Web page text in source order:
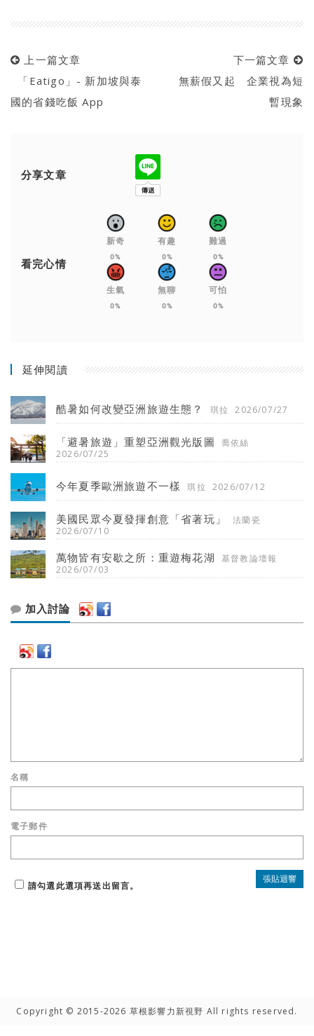
上一篇文章
「Eatigo」- 新加坡與泰
國的省錢吃飯 App
下一篇文章
無薪假又起 企業視為短
暫現象
分享文章
看完心情
新奇
0%
有趣
0%
難過
0%
生氣
0%
無聊
0%
可怕
0%
延伸閱讀
酷暑如何改變亞洲旅遊生態？ 琪拉 2026/07/27
「避暑旅遊」重塑亞洲觀光版圖
喬依絲
2026/07/25
今年夏季歐洲旅遊不一樣 琪拉 2026/07/12
美國民眾今夏發揮創意「省著玩」
法蘭瓷
2026/07/10
萬物皆有安歇之所：重遊梅花湖
基督教論壇報
2026/07/03
加入討論
名稱
電子郵件
請勾選此選項再送出留言。
Copyright © 2015-2026 草根影響力新視野 All rights reserved.